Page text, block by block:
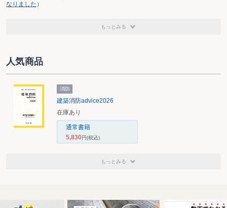
なりました ）
もっとみる
人気商品
消防
建築消防advice2026
在庫あり
通常書籍
5,830円(税込)
もっとみる